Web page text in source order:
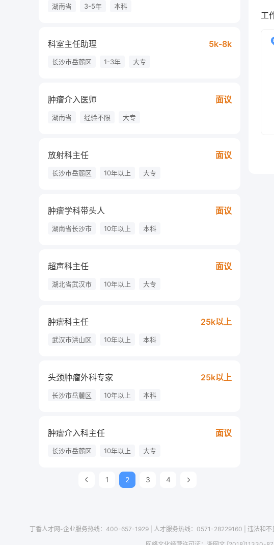
湖南省 3-5年 本科
科室主任助理 5k-8k
长沙市岳麓区 1-3年 大专
肿瘤介入医师 面议
湖南省 经验不限 大专
放射科主任 面议
长沙市岳麓区 10年以上 大专
肿瘤学科带头人 面议
湖南省长沙市 10年以上 本科
超声科主任 面议
湖北省武汉市 10年以上 大专
肿瘤科主任 25k以上
武汉市洪山区 10年以上 本科
头颈肿瘤外科专家 25k以上
长沙市岳麓区 10年以上 本科
肿瘤介入科主任 面议
长沙市岳麓区 10年以上 大专
1 2 3 4
工
丁香人才网-企业服务热线：400-657-1929| 人才服务热线：0571-28229160 违法和